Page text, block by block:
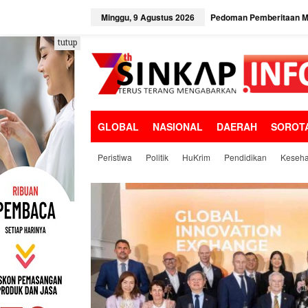
e
k
o
n
t
e
n
Minggu, 9 Agustus 2026 Pedoman Pemberitaan
GLOBAL NASIONAL DAERAH
Peristiwa Politik HuKrim Pendidikan
tutup